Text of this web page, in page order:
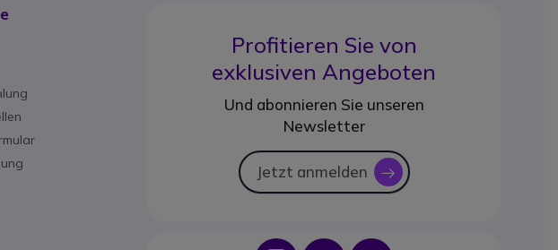
Profitieren Sie von
exklusiven Angeboten
Und abonnieren Sie unseren
Newsletter
Jetzt anmelden icon